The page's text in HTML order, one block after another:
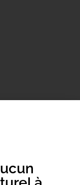
en racontant
et feront
l’espace et le